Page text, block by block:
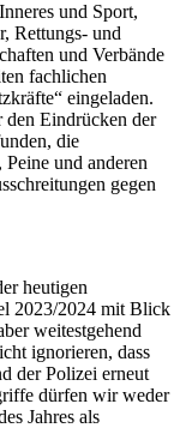
und Sport,
Rettungs- und
und Verbände
fachlichen
eingeladen.
den Eindrücken der
die
und anderen
gegen
heutigen
2023/2024 mit Blick
weitestgehend
ignorieren, dass
der Polizei erneut
dürfen wir weder
Jahres als